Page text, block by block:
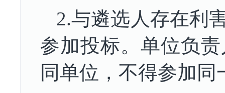
2.与遴选 人存在利
参加投标。单位负
同单位，不得参加